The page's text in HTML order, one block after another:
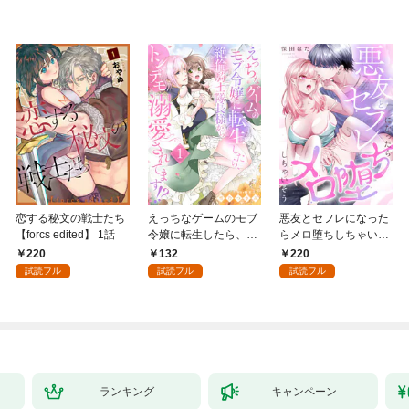
恋する秘文の戦士たち
【forcs edited】 1話
220
試読フル
えっちなゲームのモブ
令嬢に転生したら、絶
倫騎士隊長様からトン
デモ溺愛されてま
132
試読フル
悪友とセフレになった
らメロ堕ちしちゃいそ
う(1)
220
試読フル
ランキング キャンペーン